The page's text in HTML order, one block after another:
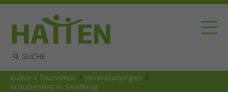
Kultur + Tourismus
Veranstaltungen
Schützenfest in Sandkrug